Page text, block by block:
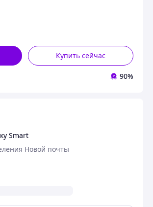
Купить сейчас
90%
Smart
Новой почты